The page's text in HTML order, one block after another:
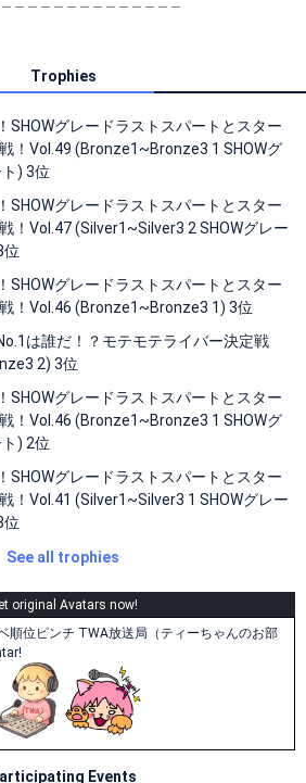
Trophies
SHOWグレードラストスパートとスター
！Vol.49 (Bronze1~Bronze3 1 SHOWグ
) 3位
SHOWグレードラストスパートとスター
！Vol.47 (Silver1~Silver3 2 SHOWグレー
位
SHOWグレードラストスパートとスター
！Vol.46 (Bronze1~Bronze3 1) 3位
は誰だ！？モテモテライバー決定戦
2) 3位
SHOWグレードラストスパートとスター
！Vol.46 (Bronze1~Bronze3 1 SHOWグ
) 2位
SHOWグレードラストスパートとスター
！Vol.41 (Silver1~Silver3 1 SHOWグレー
位
See all trophies
original Avatars now!
順位ピンチ TWA放送局（ティーちゃんのお部
Events